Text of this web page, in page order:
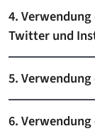
4.
Twitter und
5.
6.